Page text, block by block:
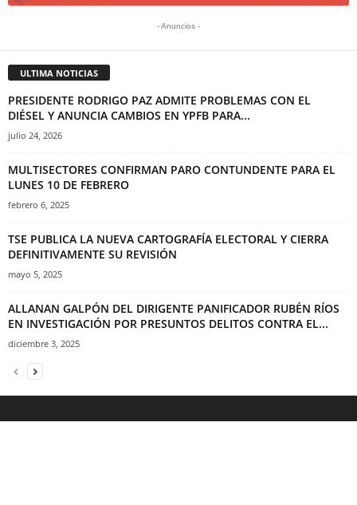
- Anuncios -
ULTIMA NOTICIAS
PRESIDENTE RODRIGO PAZ ADMITE PROBLEMAS CON EL
DIÉSEL Y ANUNCIA CAMBIOS EN YPFB PARA...
julio 24, 2026
MULTISECTORES CONFIRMAN PARO CONTUNDENTE PARA EL
LUNES 10 DE FEBRERO
febrero 6, 2025
TSE PUBLICA LA NUEVA CARTOGRAFÍA ELECTORAL Y CIERRA
DEFINITIVAMENTE SU REVISIÓN
mayo 5, 2025
ALLANAN GALPÓN DEL DIRIGENTE PANIFICADOR RUBÉN RÍOS
EN INVESTIGACIÓN POR PRESUNTOS DELITOS CONTRA EL...
diciembre 3, 2025